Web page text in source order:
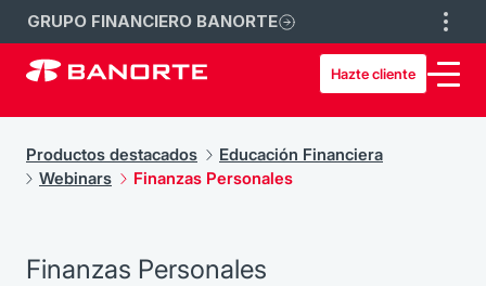
GRUPO FINANCIERO BANORTE
Hazte cliente
Productos destacados
Educación Financiera
Webinars
Finanzas Personales
Finanzas Personales